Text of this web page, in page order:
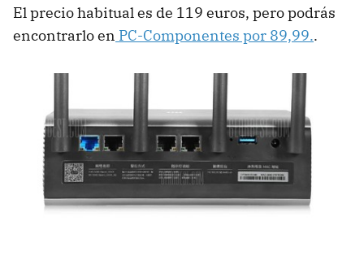
El precio habitual es de 119 euros, pero podrás
encontrarlo en PC-Componentes por 89,99..